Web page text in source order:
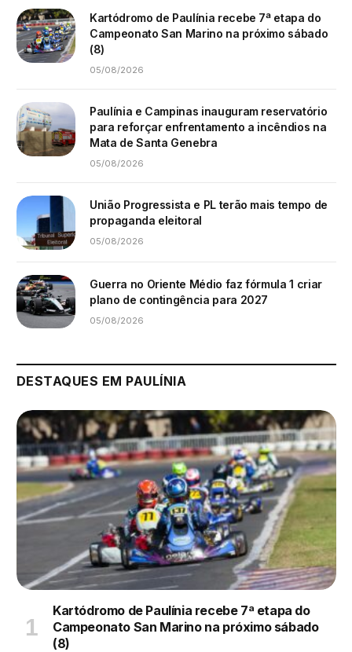
Kartódromo de Paulínia recebe 7ª etapa do
Campeonato San Marino na próximo sábado
(8)
05/08/2026
Paulínia e Campinas inauguram reservatório
para reforçar enfrentamento a incêndios na
Mata de Santa Genebra
05/08/2026
União Progressista e PL terão mais tempo de
propaganda eleitoral
05/08/2026
Guerra no Oriente Médio faz fórmula 1 criar
plano de contingência para 2027
05/08/2026
DESTAQUES EM PAULÍNIA
Kartódromo de Paulínia recebe 7ª etapa do
Campeonato San Marino na próximo sábado
(8)